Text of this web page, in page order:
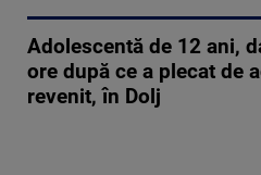
Adolescentă de 12 ani,
ore după ce a plecat de
revenit, în Dolj